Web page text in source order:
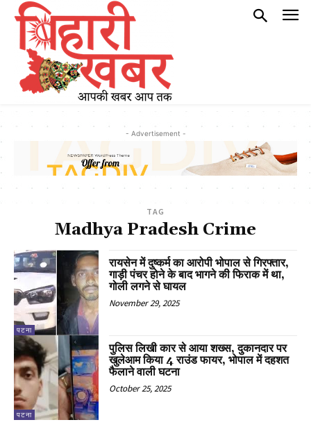
- Advertisement -
TAG
Madhya Pradesh Crime
पटना
रायसेन में दुष्कर्म का आरोपी भोपाल से गिरफ्तार,
गाड़ी पंचर होने के बाद भागने की फिराक में था,
गोली लगने से घायल
November 29, 2025
पटना
पुलिस लिखी कार से आया शख्स, दुकानदार पर
खुलेआम किया 4 राउंड फायर, भोपाल में दहशत
फैलाने वाली घटना
October 25, 2025